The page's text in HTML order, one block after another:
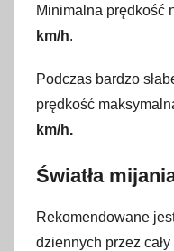
Minimalna prędkość
km/h.
Podczas bardzo
prędkość
km/h.
Światła
Rekomendowane
dziennych przez